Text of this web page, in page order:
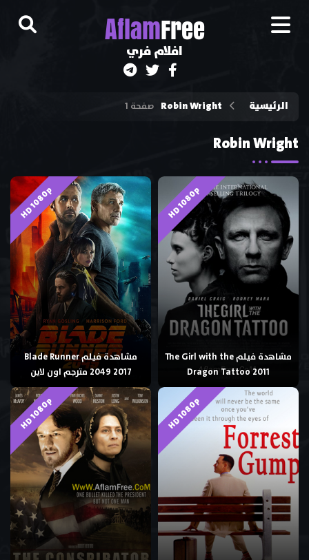
AflamFree
افلام فري
الرئيسية Robin Wright صفحة 1
Robin Wright
HD 1080p
مشاهدة فيلم The Girl with the
Dragon Tattoo 2011
HD 1080p
مشاهدة فيلم Blade Runner
2049 2017 مترجم اون لاين
HD 1080p
HD 1080p